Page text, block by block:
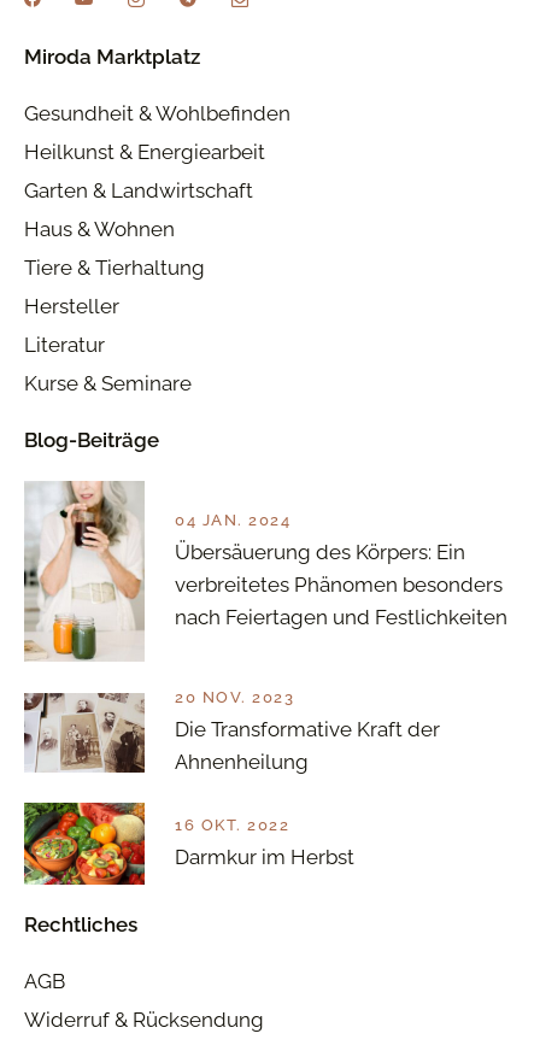
Miroda Marktplatz
Gesundheit & Wohlbefinden
Heilkunst & Energiearbeit
Garten & Landwirtschaft
Haus & Wohnen
Tiere & Tierhaltung
Hersteller
Literatur
Kurse & Seminare
Blog-Beiträge
04 JAN. 2024
Übersäuerung des Körpers: Ein
verbreitetes Phänomen besonders
nach Feiertagen und Festlichkeiten
20 NOV. 2023
Die Transformative Kraft der
Ahnenheilung
16 OKT. 2022
Darmkur im Herbst
Rechtliches
AGB
Widerruf & Rücksendung